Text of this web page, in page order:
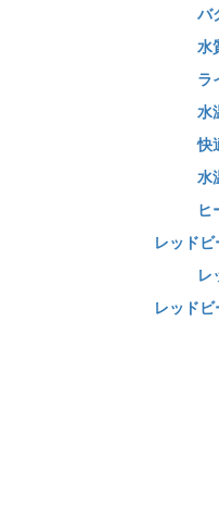
バ
水
ラ
水
快
水
ヒ
レッド
レ
レッド